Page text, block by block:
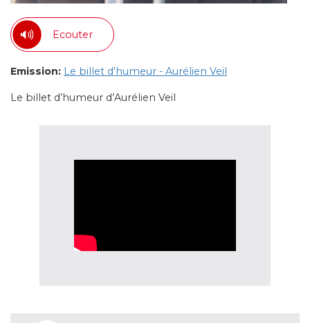
Ecouter
Emission: Le billet d'humeur - Aurélien Veil
Le billet d’humeur d’Aurélien Veil